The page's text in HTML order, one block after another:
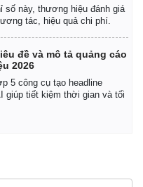
số này, thương hiệu đánh giá
tác, hiệu quả chi phí.
đề và mô tả quảng cáo
2026
5 công cụ tạo headline
giúp tiết kiệm thời gian và tối